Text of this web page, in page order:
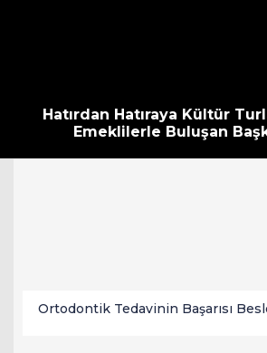
Hatırdan Hatıraya Kültür
Emeklilerle Buluşan
Ortodontik Tedavinin Başarısı